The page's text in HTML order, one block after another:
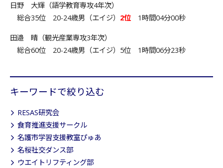
日野 大輝（語学教育専攻4年次）
総合35位 20-24歳男（エイジ） 2位 1時間04分00秒
田邉 晴（観光産業専攻3年次）
総合60位 20-24歳男（エイジ）5位 1時間06分23秒
キーワードで絞り込む
RESAS研究会
食育推進支援サークル
名護市学習支援教室ぴゅあ
名桜社交ダンス部
ウエイトリフティング部